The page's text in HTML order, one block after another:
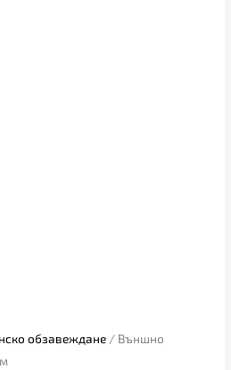
обзавеждане / Външно